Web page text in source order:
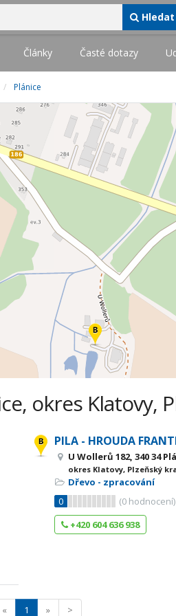
Hledat
Články Časté dotazy
Plánice
okres Klatovy,
PILA - HROUDA
U Wollerů 182, 340 34
okres Klatovy, Plzeňský
Dřevo - zpracování
0
(0 hodnocení)
+420 604 636 938
« 1 » >